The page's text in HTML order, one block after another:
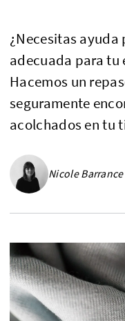
¿Necesitas ayuda
adecuada para tu
Hacemos un
seguramente
acolchados en tu
Nicole